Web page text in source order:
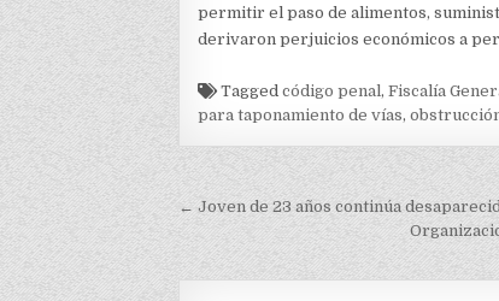
permitir el paso de alimentos,
derivaron perjuicios económicos a
Taggedcódigo penal,Fiscalía
para taponamiento de vías,
Navegación
entradas
← Joven de 23 años continúa